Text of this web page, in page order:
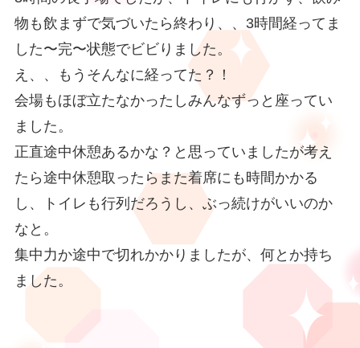
物も飲まずで気づいたら終わり、、3時間経ってま
した〜完〜状態でビビりました。
え、、もうそんなに経ってた？！
会場もほぼ立たなかったしみんなずっと座ってい
ました。
正直途中休憩あるかな？と思っていましたが考え
たら途中休憩取ったらまた着席にも時間かかる
し、トイレも行列だろうし、ぶっ続けがいいのか
なと。
集中力か途中で切れかかりましたが、何とか持ち
ました。